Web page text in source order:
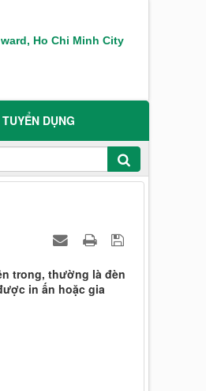
Ho Chi Minh City
TUYỂN DỤNG
trong, thường là đèn
in ấn hoặc gia